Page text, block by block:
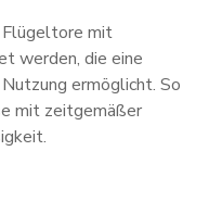
Flügeltore mit
werden, die eine
ermöglicht. So
mit zeitgemäßer